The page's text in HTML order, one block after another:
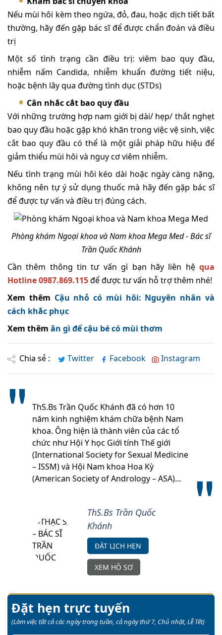
Nếu mùi hôi kèm theo ngứa, đỏ, đau, hoặc dịch tiết bất
thường, hãy đến gặp bác sĩ để được chẩn đoán và điều
trị
Một số tình trạng cần điều trị: viêm bao quy đầu,
nhiễm nấm Candida, nhiễm khuẩn đường tiết niệu,
hoặc bệnh lây qua đường tình dục (STDs)
Cân nhắc cắt bao quy đầu
Với những trường hợp nam giới bị dài/ hẹp/ thắt nghẹt
bao quy đầu hoặc gặp khó khăn trong việc vệ sinh, việc
cắt bao quy đầu có thể là một giải pháp hữu hiệu để
giảm thiểu mùi hôi và nguy cơ viêm nhiễm.
Nếu tình trạng mùi hôi kéo dài hoặc ngày càng nặng,
không nên tự ý sử dụng thuốc mà hãy đến gặp bác sĩ
để được tự vấn và điều trị đúng cách.
Phòng khám Ngoại khoa và Nam khoa Mega Med - Bác sĩ
Trần Quốc Khánh
Cần thêm thông tin tư vấn gì bạn hãy liên hệ qua
Hotline 0987.869.115để được tư vấn hỗ trợ thêm nhé!
Xem thêm Cậu nhỏ có mùi hôi: Nguyên nhân và
cách khắc phục
Xem thêm ăn gì để cậu bé có mùi thơm
Chia sẻ : Twitter Facebook Instagram
ThS.Bs Trần Quốc Khánh đã có hơn 10
năm kinh nghiệm khám chữa bệnh Nam
khoa. Ông hiện là thành viên của các tổ
chức như Hội Y học Giới tính Thế giới
(International Society for Sexual Medicine
– ISSM) và Hội Nam khoa Hoa Kỳ
(American Society of Andrology – ASA)…
ThS.Bs Trần Quốc
Khánh
ĐẶT LỊCH HẸN
XEM HỒ SƠ
Đặt hẹn trực tuyến
(Làm việc tất cả các ngày trong tuần, cả ngày thứ 7, Chủ nhật, Lễ Tết)